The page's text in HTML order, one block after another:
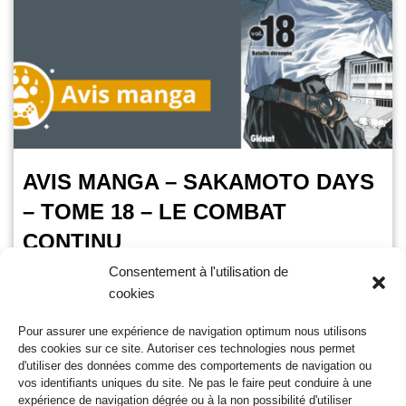
Consentement à l'utilisation de
cookies
Pour assurer une expérience de navigation optimum nous utilisons
des cookies sur ce site. Autoriser ces technologies nous permet
d'utiliser des données comme des comportements de navigation ou
vos identifiants uniques du site. Ne pas le faire peut conduire à une
expérience de navigation dégrée ou à la non possibilité d'utiliser
AVIS MANGA – SAKAMOTO DAYS
– TOME 18 – LE COMBAT
CONTINU
OursGamer 30 juin 2025
C’est ce mercredi 2 juillet 2025 que sortira chez Glénat le
tome 18 des aventures de notre assassin à la retraite. Si le
tome 17…Lire la suite »